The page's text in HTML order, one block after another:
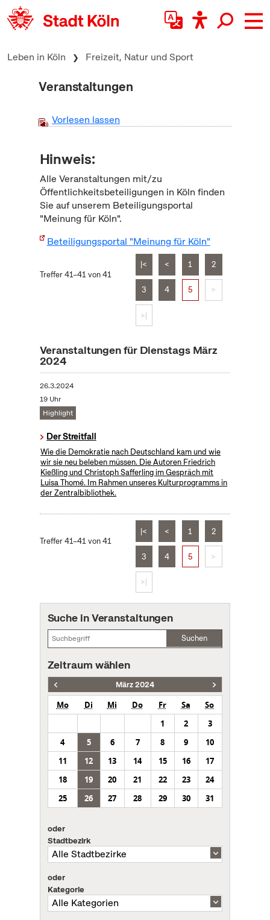
zum Inhalt springen
Leben in Köln Freizeit, Natur und Sport
Veranstaltungen
Vorlesen lassen
Hinweis:
Alle Veranstaltungen mit/zu
Öffentlichkeitsbeteiligungen in Köln finden
Sie auf unserem Beteiligungsportal
"Meinung für Köln".
Beteiligungsportal "Meinung für Köln"
Treffer 41–41 von 41
|< < 1 2
3 4 5 >
>|
Veranstaltungen für Dienstags März
2024
26.3.2024
19 Uhr
Highlight
Der Streitfall
Wie die Demokratie nach Deutschland kam und wie
wir sie neu beleben müssen. Die Autoren Friedrich
Kießling und Christoph Safferling im Gespräch mit
Luisa Thomé. Im Rahmen unseres Kulturprogramms in
der Zentralbibliothek.
Treffer 41–41 von 41
|< < 1 2
3 4 5 >
>|
Suche in Veranstaltungen
Suchen
Zeitraum wählen
März 2024
Mo Di Mi Do Fr Sa
So
1
2
3
4
5 6 7 8 9
10
11
12 13 14 15 16
17
18
19 20 21 22 23
24
25
26 27 28 29 30 31
oder
Stadtbezirk
oder
Kategorie